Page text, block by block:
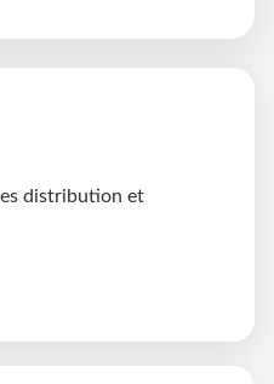
distribution et